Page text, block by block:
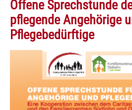
Offene Sprechstunde
pflegende Angehörige
Pflegebedürftige
Show larger version for: